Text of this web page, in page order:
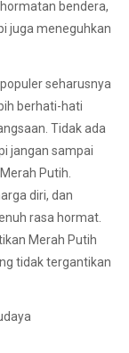
bendera,
juga meneguhkan
seharusnya
berhati-hati
Tidak ada
jangan sampai
Putih.
diri, dan
rasa hormat.
Merah Putih
tidak tergantikan